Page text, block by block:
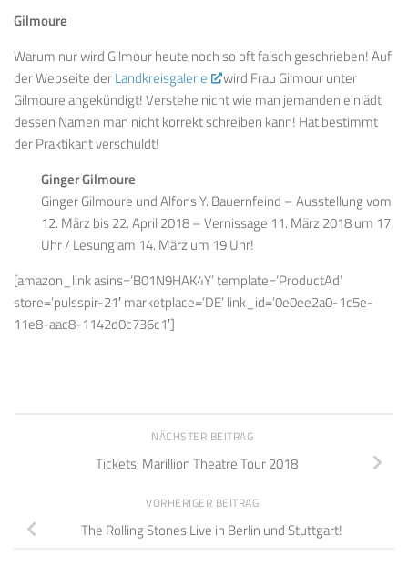
Gilmoure
Warum nur wird Gilmour heute noch so oft falsch geschrieben! Auf
der Webseite derLandkreisgalerie
wird Frau Gilmour unter
Gilmoure angekündigt! Verstehe nicht wie man jemanden einlädt
dessen Namen man nicht korrekt schreiben kann! Hat bestimmt
der Praktikant verschuldt!
Ginger Gilmoure
Ginger Gilmoure und Alfons Y. Bauernfeind – Ausstellung vom
12. März bis 22. April 2018 – Vernissage 11. März 2018 um 17
Uhr / Lesung am 14. März um 19 Uhr!
[amazon_link asins=’B01N9HAK4Y’ template=’ProductAd’
store=’pulsspir-21′ marketplace=’DE’ link_id=’0e0ee2a0-1c5e-
11e8-aac8-1142d0c736c1′]
NÄCHSTER BEITRAG
Tickets: Marillion Theatre Tour 2018
VORHERIGER BEITRAG
The Rolling Stones Live in Berlin und Stuttgart!